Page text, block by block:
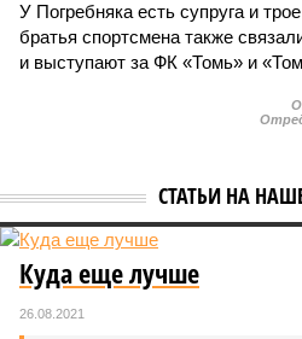
У Погребняка есть супруга и
братья спортсмена также
и выступают за ФК «Томь» и
СТАТЬИ НА
Куда еще лучше
26.08.2021